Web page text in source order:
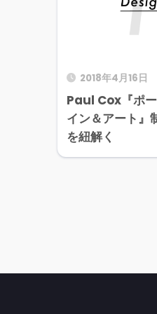
2018年4月16日
Paul Cox『ポ
イン＆アート』
を紐解く